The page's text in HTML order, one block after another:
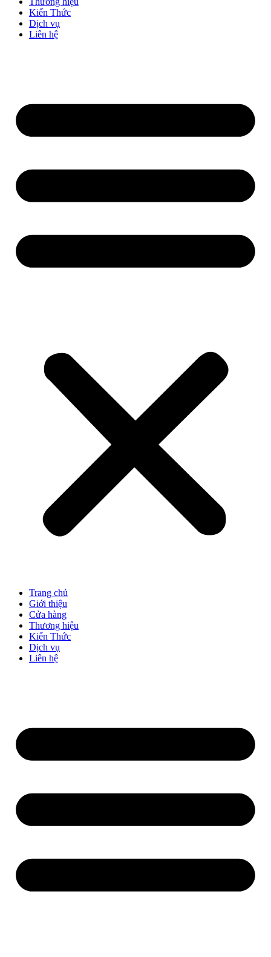
Kiến Thức
Dịch vụ
Liên hệ
Trang chủ
Giới thiệu
Cửa hàng
Thương hiệu
Kiến Thức
Dịch vụ
Liên hệ